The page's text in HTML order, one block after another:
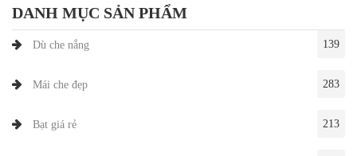
DANH MỤC SẢN PHẨM
Dù che nắng 139
Mái che đẹp 283
Bạt giá rẻ 213